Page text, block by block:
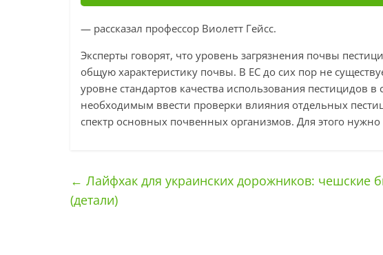
— рассказал профессор Виолетт Гейсс.
Эксперты говорят, что уровень загрязнения почвы
общую характеристику почвы. В ЕС до сих пор не
уровне стандартов качества использования пестицидов
необходимым ввести проверки влияния отдельных
спектр основных почвенных организмов. Для этого
← Лайфхак для украинских дорожников: чешские
(детали)